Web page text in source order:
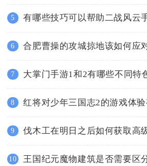
5
6 合肥曹操的攻城掠地该如何应
7 大掌门手游1和2有哪些不同特
8 红将对少年三国志2的游戏体
9 伐木工在明日之后如何获取高
10 王国纪元魔物建筑是否需要区